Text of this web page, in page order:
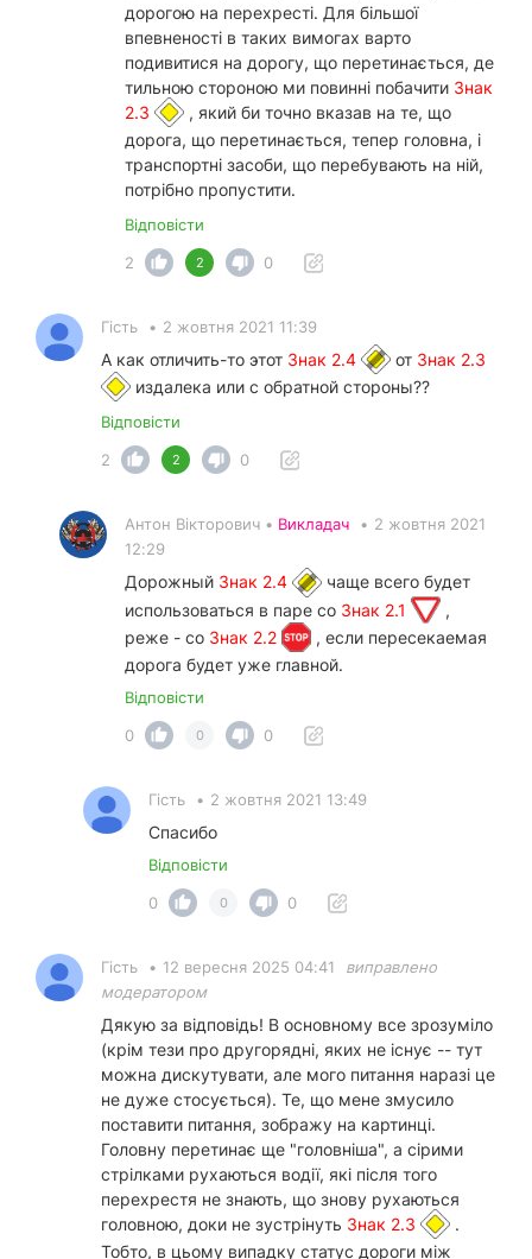
дорогою на перехресті. Для більшої
впевненості в таких вимогах варто
подивитися на дорогу, що перетинається, де
тильною стороною ми повинні побачити Знак
2.3
, який би точно вказав на те, що
дорога, що перетинається, тепер головна, і
транспортні засоби, що перебувають на ній,
потрібно пропустити.
Відповісти
2
2 0
Гість • 2 жовтня 2021 11:39
А как отличить-то этот Знак 2.4 от Знак 2.3
издалека или с обратной стороны??
Відповісти
2
2 0
Антон Вікторович • Викладач • 2 жовтня 2021
12:29
Дорожный Знак 2.4
чаще всего будет
использоваться в паре со Знак 2.1
,
реже - со Знак 2.2
, если пересекаемая
дорога будет уже главной.
Відповісти
0
0 0
Гість • 2 жовтня 2021 13:49
Спасибо
Відповісти
0
0 0
Гість • 12 вересня 2025 04:41
виправлено
модератором
Дякую за відповідь! В основному все зрозуміло
(крім тези про другорядні, яких не існує -- тут
можна дискутувати, але мого питання наразі це
не дуже стосується). Те, що мене змусило
поставити питання, зображу на картинці.
Головну перетинає ще "головніша", а сірими
стрілками рухаються водії, які після того
перехрестя не знають, що знову рухаються
головною, доки не зустрінуть Знак 2.3
.
Тобто, в цьому випадку статус дороги між